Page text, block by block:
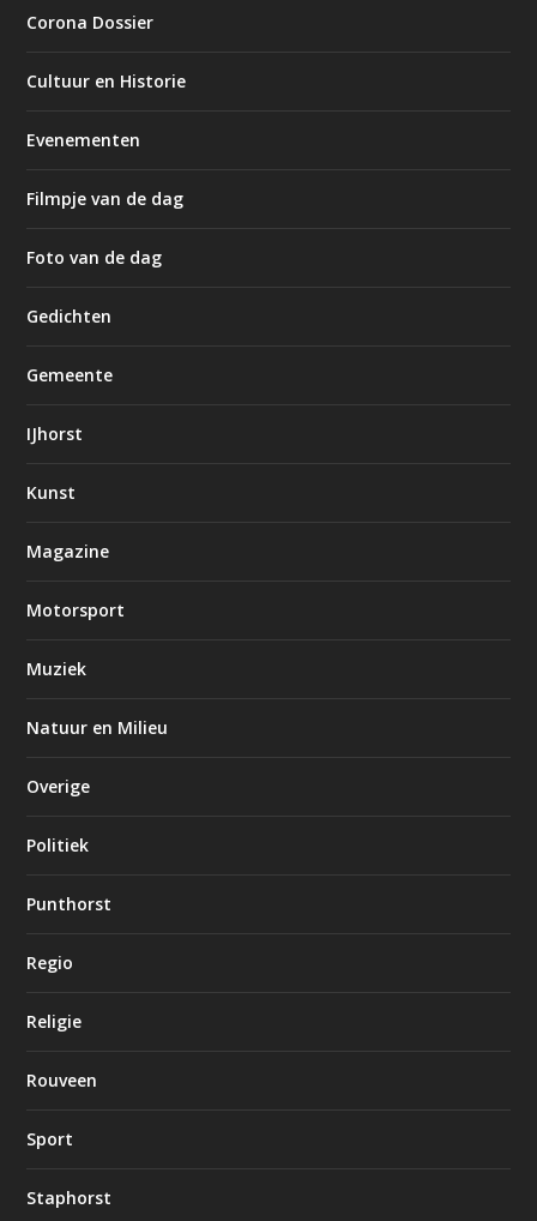
Corona Dossier
Cultuur en Historie
Evenementen
Filmpje van de dag
Foto van de dag
Gedichten
Gemeente
IJhorst
Kunst
Magazine
Motorsport
Muziek
Natuur en Milieu
Overige
Politiek
Punthorst
Regio
Religie
Rouveen
Sport
Staphorst